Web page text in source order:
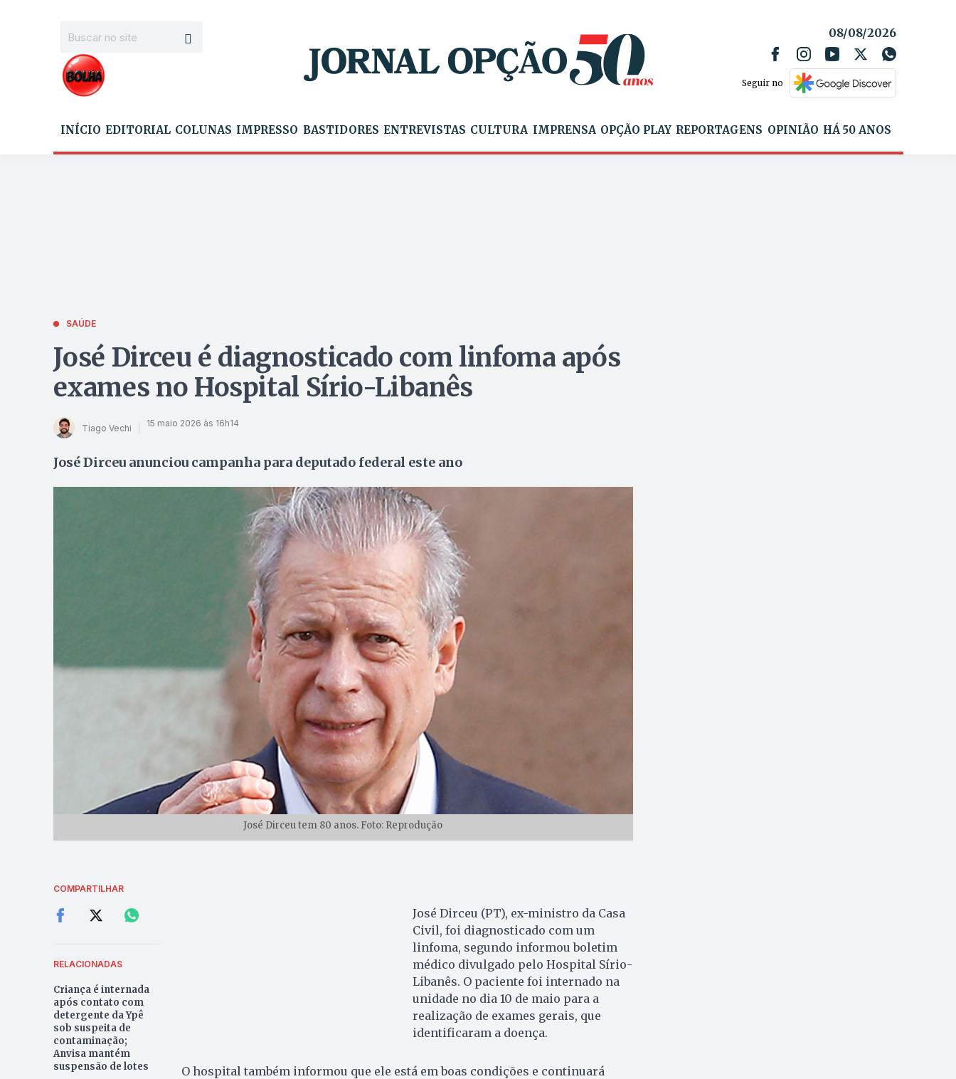
08/08/2026
Seguir no
INÍCIO EDITORIAL COLUNAS IMPRESSO BASTIDORES ENTREVISTAS CULTURA IMPRENSA OPÇÃO PLAY REPORTAGENS OPINIÃO HÁ 50 ANOS
SAÚDE
José Dirceu é diagnosticado com linfoma após
exames no Hospital Sírio-Libanês
Tiago Vechi 15 maio 2026 às 16h14
José Dirceu anunciou campanha para deputado federal este ano
José Dirceu tem 80 anos. Foto: Reprodução
COMPARTILHAR
RELACIONADAS
Criança é internada
após contato com
detergente da Ypê
sob suspeita de
contaminação;
Anvisa mantém
suspensão de lotes
José Dirceu (PT), ex-ministro da Casa
Civil, foi diagnosticado com um
linfoma, segundo informou boletim
médico divulgado pelo Hospital Sírio-
Libanês. O paciente foi internado na
unidade no dia 10 de maio para a
realização de exames gerais, que
identificaram a doença.
O hospital também informou que ele está em boas condições e continuará